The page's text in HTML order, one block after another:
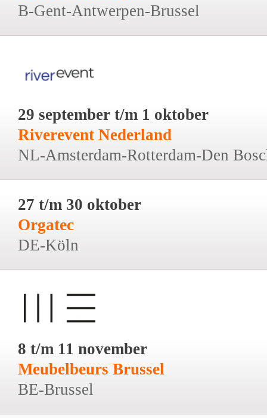
B-Gent-Antwerpen-Brussel
29 september t/m 1 oktober
Riverevent Nederland
NL-Amsterdam-Rotterdam-Den
27 t/m 30 oktober
Orgatec
DE-Köln
8 t/m 11 november
Meubelbeurs Brussel
BE-Brussel